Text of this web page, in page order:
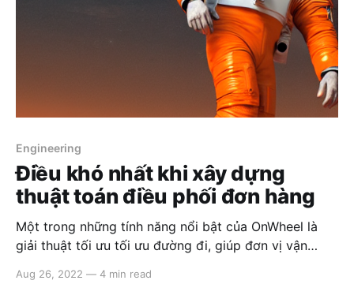
Engineering
Điều khó nhất khi xây dựng
thuật toán điều phối đơn hàng
Một trong những tính năng nổi bật của OnWheel là
giải thuật tối ưu tối ưu đường đi, giúp đơn vị vận
trăm phương tiện đi giao, phải đáp ứng nhiều tiêu chí
Aug 26, 2022 — 4 min read